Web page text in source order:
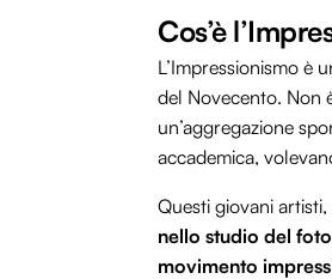
Cos’è
L’Impressionismo è
del Novecento. Non
un’aggregazione
accademica,
Questi giovani
nello studio del
movimento